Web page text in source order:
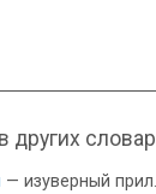
других
— изуверный